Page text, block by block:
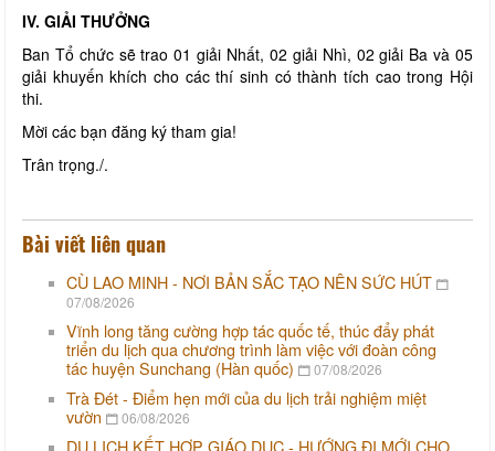
IV. GIẢI THƯỞNG
Ban Tổ chức sẽ trao 01 giải Nhất, 02 giải Nhì, 02 giải Ba và 05
giải khuyến khích cho các thí sinh có thành tích cao trong Hội
thi.
Mời các bạn đăng ký tham gia!
Trân trọng./.
Bài viết liên quan
CÙ LAO MINH - NƠI BẢN SẮC TẠO NÊN SỨC HÚT
07/08/2026
Vĩnh long tăng cường hợp tác quốc tế, thúc đẩy phát
triển du lịch qua chương trình làm việc với đoàn công
tác huyện Sunchang (Hàn quốc)
07/08/2026
Trà Đét - Điểm hẹn mới của du lịch trải nghiệm miệt
vườn
06/08/2026
DU LỊCH KẾT HỢP GIÁO DỤC - HƯỚNG ĐI MỚI CHO